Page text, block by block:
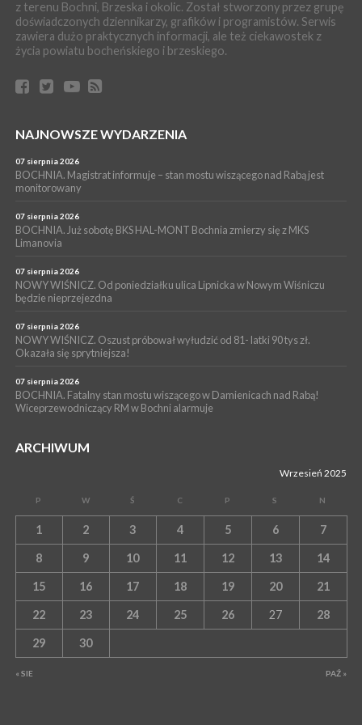
06 sierpnia 2026
BORZĘCIN. Już w najbliższy weekend XIX Borzęckie Święto
Grzyba: Zenek Martyniuk i Justyna Steczkowska
PIELGRZYMKA 2026
05 sierpnia 2026
Z BOCHNI NA JASNĄ GÓRĘ. Drugi dzień wędrówki [ZDJĘCIA]
05 sierpnia 2026
Przestrzennego Miasta Bochnia. To odpowiedź na działania
magistratu
05 sierpnia 2026
LIPNICA MUROWANA. Na święcie gminy zagra zespół Kombi
[PROGRAM]
z terenu Bochni, Brzeska i okolic. Został stworzony przez grupę
doświadczonych dziennikarzy, grafików i programistów. Serwis
zawiera dużo praktycznych informacji, ale też ciekawostek z
życia powiatu bocheńskiego i brzeskiego.
NAJNOWSZE WYDARZENIA
07 sierpnia 2026
BOCHNIA. Magistrat informuje – stan mostu wiszącego nad Rabą jest
monitorowany
07 sierpnia 2026
BOCHNIA. Już sobotę BKS HAL-MONT Bochnia zmierzy się z MKS
Limanovia
07 sierpnia 2026
NOWY WIŚNICZ. Od poniedziałku ulica Lipnicka w Nowym Wiśniczu
będzie nieprzejezdna
07 sierpnia 2026
NOWY WIŚNICZ. Oszust próbował wyłudzić od 81- latki 90 tys zł.
Okazała się sprytniejsza!
07 sierpnia 2026
BOCHNIA. Fatalny stan mostu wiszącego w Damienicach nad Rabą!
Wiceprzewodniczący RM w Bochni alarmuje
ARCHIWUM
Wrzesień 2025
P W Ś C P S N
« SIE PAŹ »
1 2 3 4 5 6 7
8 9 10 11 12 13 14
15 16 17 18 19 20 21
22 23 24 25 26 27 28
29 30